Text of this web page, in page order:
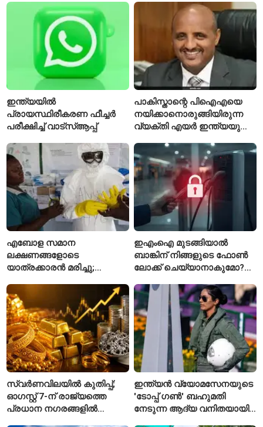
ടീമിനെ കുറിച്ച് മുൻതാരം
ഐസൊലേഷനിൽ
പ്രവേശിപ്പിച്ചു
ഇന്ത്യയിൽ
പ്രായസ്ഥിരീകരണ ഫീച്ചർ
പരീക്ഷിച്ച് വാട്‌സ്ആപ്പ്
പാകിസ്താന്റെ പിഐഎയെ
നയിക്കാനൊരുങ്ങിയിരുന്ന
വ്യക്തി എയർ ഇന്ത്യയുടെ
എബോള സമാന
ലക്ഷണങ്ങളോടെ
യാത്രക്കാരൻ മരിച്ചു;
യാത്രക്കാരെ
നിരീക്ഷണത്തിൽ
ഇഎംഐ മുടങ്ങിയാൽ
ബാങ്കിന് നിങ്ങളുടെ ഫോൺ
ലോക്ക് ചെയ്യാനാകുമോ?
ചട്ടങ്ങൾ ഇങ്ങനെ
സ്വർണവിലയിൽ കുതിപ്പ്;
ഓഗസ്റ്റ് 7-ന് രാജ്യത്തെ
പ്രധാന നഗരങ്ങളിൽ
ഇന്ത്യൻ വ്യോമസേനയുടെ
'ടോപ്പ് ഗൺ' ബഹുമതി
നേടുന്ന ആദ്യ വനിതയായി